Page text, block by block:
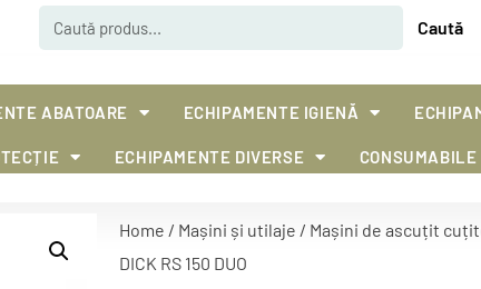
Caută
ABATOARE ECHIPAMENTE IGIENĂ
ECHIPAMENTE DIVERSE CONSUMABILE
Home / Mașini și utilaje / Mașini de ascuțit
DICK RS 150 DUO